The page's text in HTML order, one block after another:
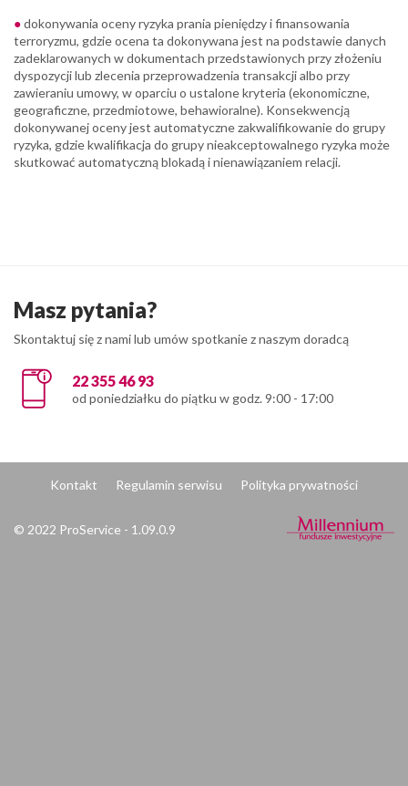
dokonywania oceny ryzyka prania pieniędzy i finansowania
terroryzmu, gdzie ocena ta dokonywana jest na podstawie danych
zadeklarowanych w dokumentach przedstawionych przy złożeniu
dyspozycji lub zlecenia przeprowadzenia transakcji albo przy
zawieraniu umowy, w oparciu o ustalone kryteria (ekonomiczne,
geograficzne, przedmiotowe, behawioralne). Konsekwencją
dokonywanej oceny jest automatyczne zakwalifikowanie do grupy
ryzyka, gdzie kwalifikacja do grupy nieakceptowalnego ryzyka może
skutkować automatyczną blokadą i nienawiązaniem relacji.
Masz pytania?
Skontaktuj się z nami lub umów spotkanie z naszym doradcą
22 355 46 93
od poniedziałku do piątku w godz. 9:00 - 17:00
© 2022 ProService - 1.09.0.9
Kontakt Regulamin serwisu Polityka prywatności